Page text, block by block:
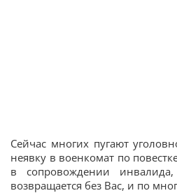
Сейчас многих пугают
неявку в военкомат по
в сопровождении
возвращается без Вас, и по